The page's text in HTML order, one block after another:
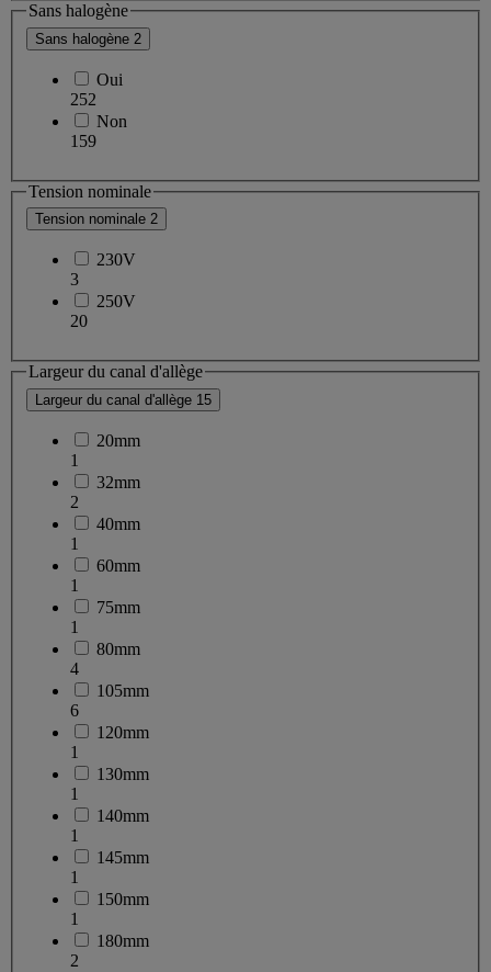
Sans halogène
Sans halogène 2
Oui
252
Non
159
Tension nominale
Tension nominale 2
230V
3
250V
20
Largeur du canal d'allège
Largeur du canal d'allège 15
20mm
1
32mm
2
40mm
1
60mm
1
75mm
1
80mm
4
105mm
6
120mm
1
130mm
1
140mm
1
145mm
1
150mm
1
180mm
2